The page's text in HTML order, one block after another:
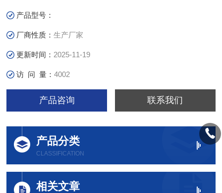
产品型号：
厂商性质：生产厂家
更新时间： 2025-11-19
访 问 量：4002
产品咨询 联系我们
产品分类
CLASSIFICATION
相关文章